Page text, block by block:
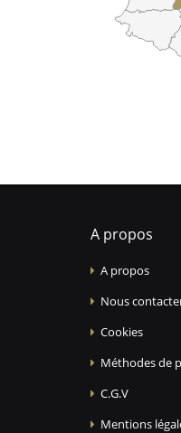
A propos
A propos
Nous
Cookies
Méthodes de
C.G.V
Mentions